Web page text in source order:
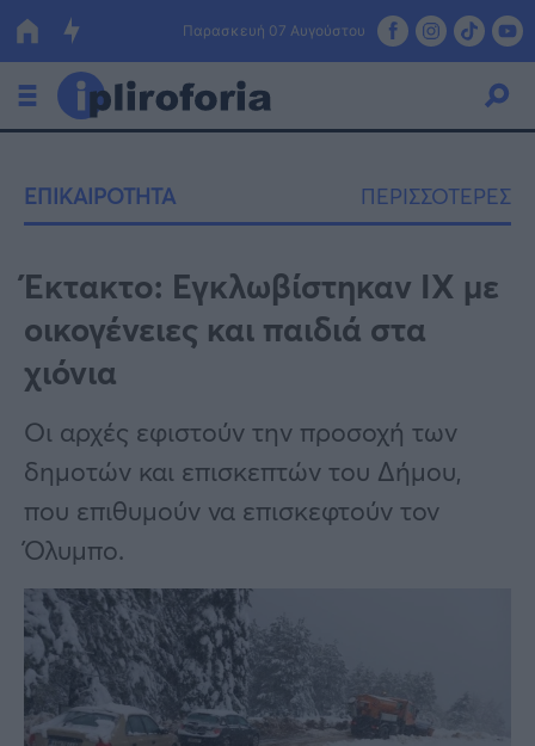
Παρασκευή 07 Αυγούστου
Οικονομία
Πολιτική
Τράπεζες
Επιδοτήσεις
ΕΣΠΑ
Κόσμος
Lifestyle
Αθλητικά
Υγεία
Γυναίκα
Καιρός
ΕΠΙΚΑΙΡΟΤΗΤΑ ΠΕΡΙΣΣΟΤΕΡΕΣ
Έκτακτo: Εγκλωβίστηκαν ΙΧ με
οικογένειες και παιδιά στα
χιόνια
Οι αρχές εφιστούν την προσοχή των
δημοτών και επισκεπτών του Δήμου,
που επιθυμούν να επισκεφτούν τον
Όλυμπο.